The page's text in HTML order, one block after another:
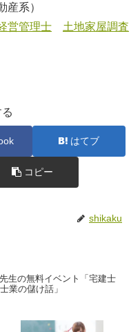
産系）
営管理士
土地家屋調査
はてブ
コピー
shikaku
生の無料イベント「宅建士
業の儲け話」